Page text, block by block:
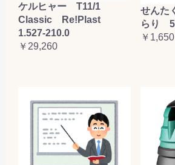
ケルヒャー T11/1
Classic Re!Plast
1.527-210.0
￥29,260
せんた
らり
￥1,650